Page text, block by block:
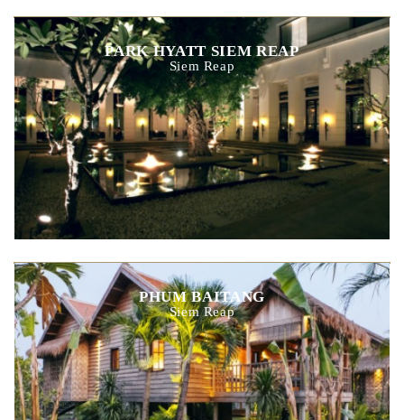
PARK HYATT SIEM REAP
Siem Reap
PHUM BAITANG
Siem Reap